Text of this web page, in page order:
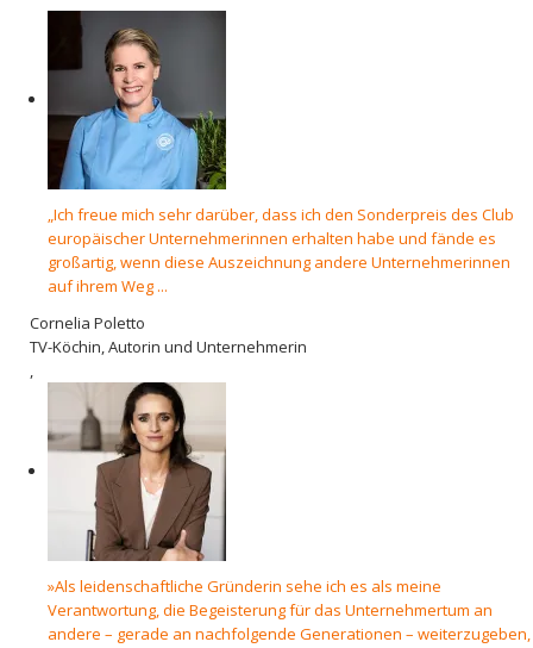
„Ich freue mich sehr darüber, dass ich den Sonderpreis des Club
europäischer Unternehmerinnen erhalten habe und fände es
großartig, wenn diese Auszeichnung andere Unternehmerinnen
auf ihrem Weg ...
Cornelia Poletto
TV-Köchin, Autorin und Unternehmerin
,
»Als leidenschaftliche Gründerin sehe ich es als meine
Verantwortung, die Begeisterung für das Unternehmertum an
andere – gerade an nachfolgende Generationen – weiterzugeben,